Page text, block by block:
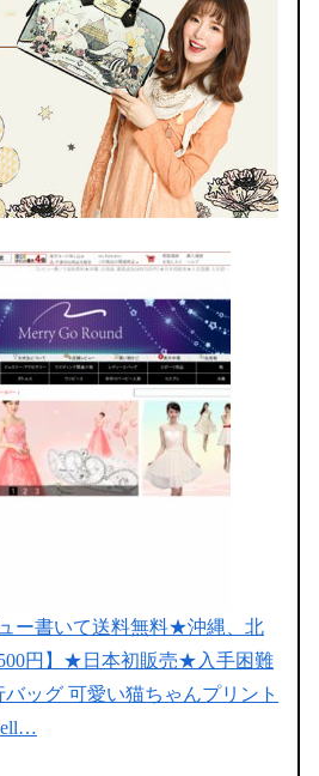
ー書いて送料無料★沖縄、北
円】★日本初販売★入手困難
ッグ 可愛い猫ちゃんプリント